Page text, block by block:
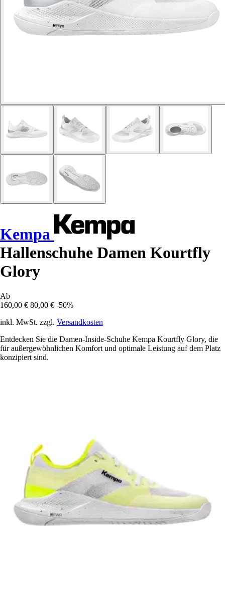
Kempa
Hallenschuhe Damen Kourtfly
Glory
Ab
160,00 € 80,00 € -50%
inkl. MwSt. zzgl. Versandkosten
Entdecken Sie die Damen-Inside-Schuhe Kempa Kourtfly Glory, die
für außergewöhnlichen Komfort und optimale Leistung auf dem Platz
konzipiert sind.